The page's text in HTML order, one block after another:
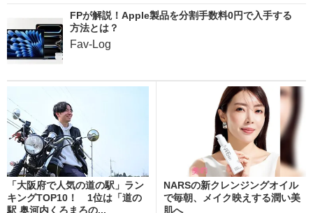
FPが解説！Apple製品を分割手数料0円で入手する
方法とは？
Fav-Log
「大阪府で人気の道の駅」ラン
キングTOP10！ 1位は「道の
駅 奥河内くろまろの...
NARSの新クレンジングオイル
で毎朝、メイク映えする潤い美
肌へ